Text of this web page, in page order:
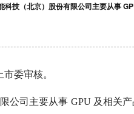
技（北京）股份有限公司主要从事
委审核。
公司主要从事 GPU 及相关